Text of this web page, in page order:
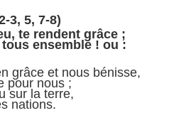
3, 5, 7-8)
te rendent grâce ;
ensemble ! ou :
grâce et nous bénisse,
pour nous ;
sur la terre,
nations.